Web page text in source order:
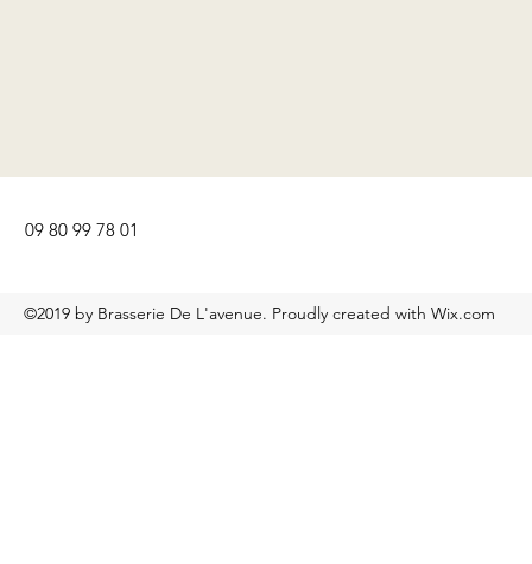
09 80 99 78 01
©2019 by Brasserie De L'avenue. Proudly created with Wix.com